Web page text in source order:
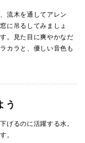
流木を通してアレン
に吊るしてみましょ
。見た目に爽やかなだ
カラと、優しい音色も
う
げるのに活躍する水。
。